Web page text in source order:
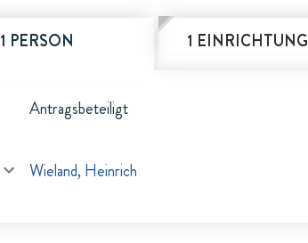
1 PERSON 1 EINRICHTUNG
Antragsbeteiligt
Wieland, Heinrich